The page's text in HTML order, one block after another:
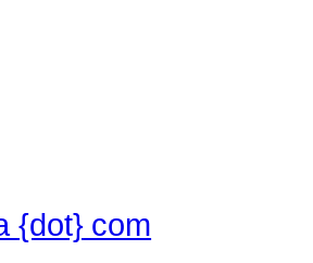
{dot} com